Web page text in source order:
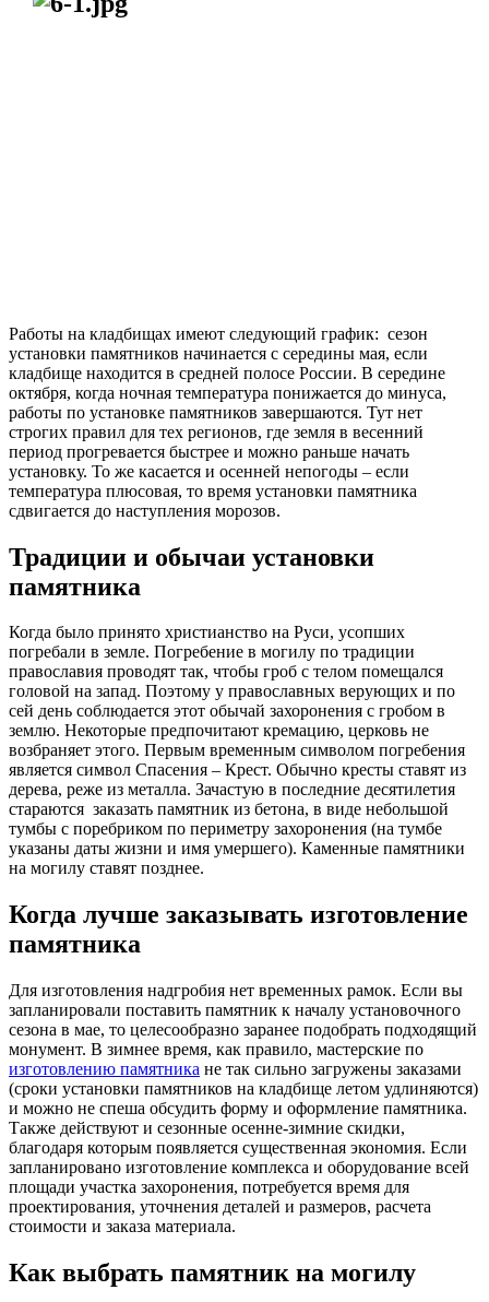
Работы на кладбищах имеют следующий график: сезон
установки памятников начинается с середины мая, если
кладбище находится в средней полосе России. В середине
октября, когда ночная температура понижается до минуса,
работы по установке памятников завершаются. Тут нет
строгих правил для тех регионов, где земля в весенний
период прогревается быстрее и можно раньше начать
установку. То же касается и осенней непогоды – если
температура плюсовая, то время установки памятника
сдвигается до наступления морозов.
Традиции и обычаи установки
памятника
Когда было принято христианство на Руси, усопших
погребали в земле. Погребение в могилу по традиции
православия проводят так, чтобы гроб с телом помещался
головой на запад. Поэтому у православных верующих и по
сей день соблюдается этот обычай захоронения с гробом в
землю. Некоторые предпочитают кремацию, церковь не
возбраняет этого. Первым временным символом погребения
является символ Спасения – Крест. Обычно кресты ставят из
дерева, реже из металла. Зачастую в последние десятилетия
стараются заказать памятник из бетона, в виде небольшой
тумбы с поребриком по периметру захоронения (на тумбе
указаны даты жизни и имя умершего). Каменные памятники
на могилу ставят позднее.
Когда лучше заказывать изготовление
памятника
Для изготовления надгробия нет временных рамок. Если вы
запланировали поставить памятник к началу установочного
сезона в мае, то целесообразно заранее подобрать подходящий
монумент. В зимнее время, как правило, мастерские по
изготовлению памятника не так сильно загружены заказами
(сроки установки памятников на кладбище летом удлиняются)
и можно не спеша обсудить форму и оформление памятника.
Также действуют и сезонные осенне-зимние скидки,
благодаря которым появляется существенная экономия. Если
запланировано изготовление комплекса и оборудование всей
площади участка захоронения, потребуется время для
проектирования, уточнения деталей и размеров, расчета
стоимости и заказа материала.
Как выбрать памятник на могилу